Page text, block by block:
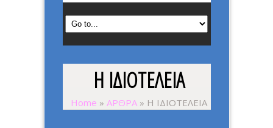
Η ΙΔΙΟΤΕΛΕΙΑ
Home » ΑΡΘΡΑ » Η ΙΔΙΟΤΕΛΕΙΑ